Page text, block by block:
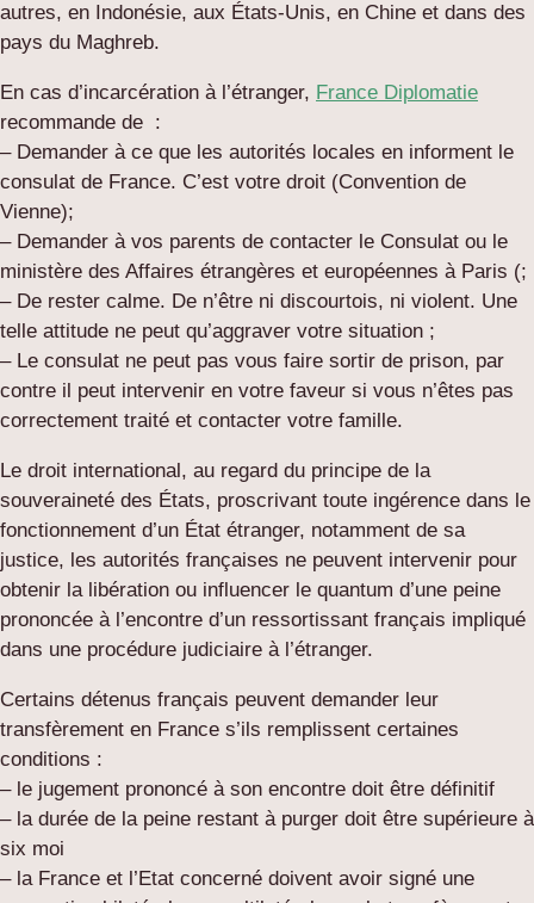
autres, en Indonésie, aux États-Unis, en Chine et dans des
pays du Maghreb.
En cas d’incarcération à l’étranger, France Diplomatie
recommande de :
– Demander à ce que les autorités locales en informent le
consulat de France. C’est votre droit (Convention de
Vienne);
– Demander à vos parents de contacter le Consulat ou le
ministère des Affaires étrangères et européennes à Paris (;
– De rester calme. De n’être ni discourtois, ni violent. Une
telle attitude ne peut qu’aggraver votre situation ;
– Le consulat ne peut pas vous faire sortir de prison, par
contre il peut intervenir en votre faveur si vous n’êtes pas
correctement traité et contacter votre famille.
Le droit international, au regard du principe de la
souveraineté des États, proscrivant toute ingérence dans le
fonctionnement d’un État étranger, notamment de sa
justice, les autorités françaises ne peuvent intervenir pour
obtenir la libération ou influencer le quantum d’une peine
prononcée à l’encontre d’un ressortissant français impliqué
dans une procédure judiciaire à l’étranger.
Certains détenus français peuvent demander leur
transfèrement en France s’ils remplissent certaines
conditions :
– le jugement prononcé à son encontre doit être définitif
– la durée de la peine restant à purger doit être supérieure à
six moi
– la France et l’Etat concerné doivent avoir signé une